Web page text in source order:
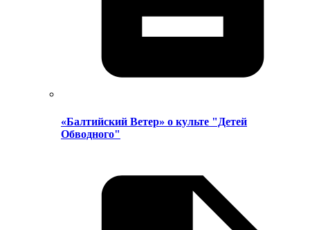
«Балтийский Ветер» о культе "Детей
Обводного"